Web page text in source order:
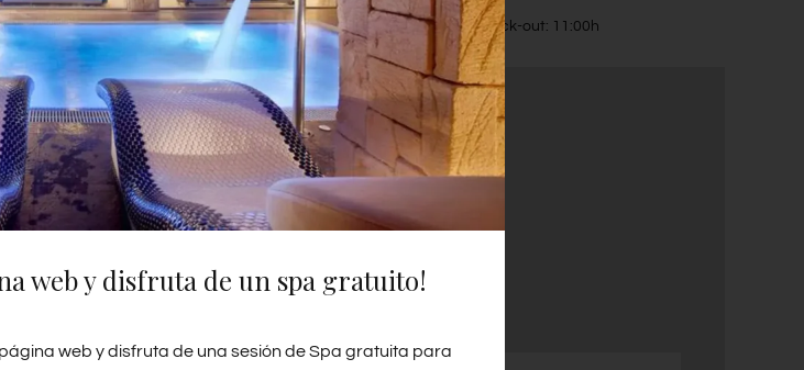
Caja fuerte de alquiler Check-out: 11:00h
web y disfruta de un spa gratuito!
web y disfruta de una sesión de Spa gratuita para